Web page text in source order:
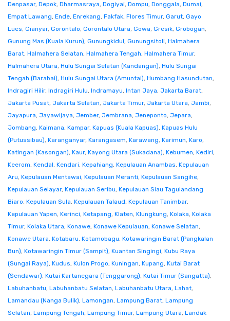
Denpasar, Depok, Dharmasraya, Dogiyai, Dompu, Donggala, Dumai,
Empat Lawang, Ende, Enrekang, Fakfak, Flores Timur, Garut, Gayo
Lues, Gianyar, Gorontalo, Gorontalo Utara, Gowa, Gresik, Grobogan,
Gunung Mas (Kuala Kurun), Gunungkidul, Gunungsitoli, Halmahera
Barat, Halmahera Selatan, Halmahera Tengah, Halmahera Timur,
Halmahera Utara, Hulu Sungai Selatan (Kandangan), Hulu Sungai
Tengah (Barabai), Hulu Sungai Utara (Amuntai), Humbang Hasundutan,
Indragiri Hilir, Indragiri Hulu, Indramayu, Intan Jaya, Jakarta Barat,
Jakarta Pusat, Jakarta Selatan, Jakarta Timur, Jakarta Utara, Jambi,
Jayapura, Jayawijaya, Jember, Jembrana, Jeneponto, Jepara,
Jombang, Kaimana, Kampar, Kapuas (Kuala Kapuas), Kapuas Hulu
(Putussibau), Karanganyar, Karangasem, Karawang, Karimun, Karo,
Katingan (Kasongan), Kaur, Kayong Utara (Sukadana), Kebumen, Kediri,
Keerom, Kendal, Kendari, Kepahiang, Kepulauan Anambas, Kepulauan
Aru, Kepulauan Mentawai, Kepulauan Meranti, Kepulauan Sangihe,
Kepulauan Selayar, Kepulauan Seribu, Kepulauan Siau Tagulandang
Biaro, Kepulauan Sula, Kepulauan Talaud, Kepulauan Tanimbar,
Kepulauan Yapen, Kerinci, Ketapang, Klaten, Klungkung, Kolaka, Kolaka
Timur, Kolaka Utara, Konawe, Konawe Kepulauan, Konawe Selatan,
Konawe Utara, Kotabaru, Kotamobagu, Kotawaringin Barat (Pangkalan
Bun), Kotawaringin Timur (Sampit), Kuantan Singingi, Kubu Raya
(Sungai Raya), Kudus, Kulon Progo, Kuningan, Kupang, Kutai Barat
(Sendawar), Kutai Kartanegara (Tenggarong), Kutai Timur (Sangatta),
Labuhanbatu, Labuhanbatu Selatan, Labuhanbatu Utara, Lahat,
Lamandau (Nanga Bulik), Lamongan, Lampung Barat, Lampung
Selatan, Lampung Tengah, Lampung Timur, Lampung Utara, Landak